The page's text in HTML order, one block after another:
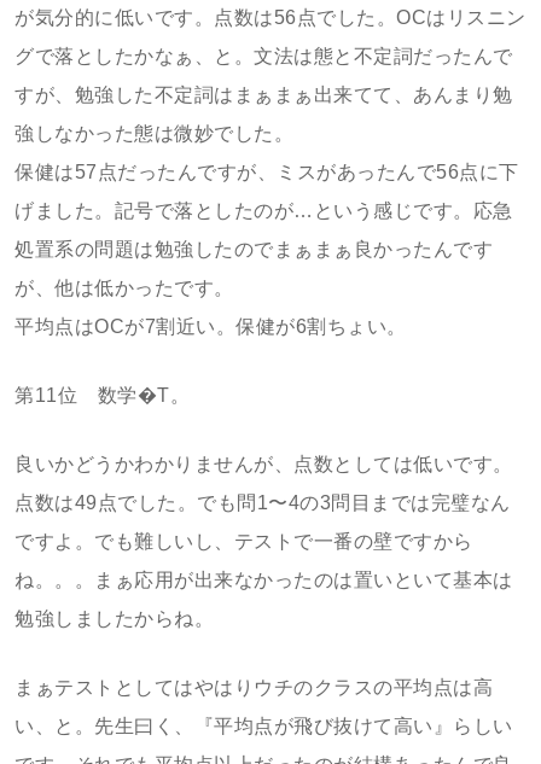
が気分的に低いです。点数は56点でした。OCはリスニン
グで落としたかなぁ、と。文法は態と不定詞だったんで
すが、勉強した不定詞はまぁまぁ出来てて、あんまり勉
強しなかった態は微妙でした。
保健は57点だったんですが、ミスがあったんで56点に下
げました。記号で落としたのが…という感じです。応急
処置系の問題は勉強したのでまぁまぁ良かったんです
が、他は低かったです。
平均点はOCが7割近い。保健が6割ちょい。
第11位 数学�T。
良いかどうかわかりませんが、点数としては低いです。
点数は49点でした。でも問1〜4の3問目までは完璧なん
ですよ。でも難しいし、テストで一番の壁ですから
ね。。。まぁ応用が出来なかったのは置いといて基本は
勉強しましたからね。
まぁテストとしてはやはりウチのクラスの平均点は高
い、と。先生曰く、『平均点が飛び抜けて高い』らしい